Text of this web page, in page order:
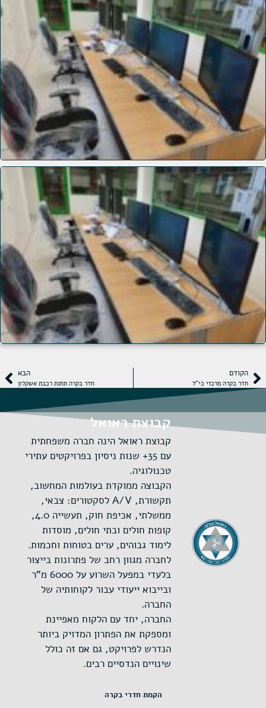
הקודם
חדר בקרה מרכזי כי"ל
הבא
חדר בקרה תחנת רכבת אשקלון
קבוצת ראואל
קבוצת ראואל הינה חברה משפחתית
עם 35+ שנות ניסיון בפרויקטים עתירי
טכנולוגיה.
הקבוצה ממוקדת בעולמות המחשוב,
תקשורת, A/V לסקטורים: צבאי,
ממשלתי, אכיפת חוק, תעשייה 4.0,
קופות חולים ובתי חולים, מוסדות
לימוד גבוהים, ערים בטוחות וחכמות.
לחברה מגוון רחב של פתרונות בייצור
בלעדי במפעל השרוע על 6000 מ"ר
ובייבוא ייעודי עבור לקוחותיה של
החברה.
החברה, יחד עם הלקוח מאפיינת
ומספקת את הפתרון המדויק ביותר
הנדרש לפרויקט, גם אם זה כולל
שינויים הנדסיים רבים.
הקמת חדרי בקרה